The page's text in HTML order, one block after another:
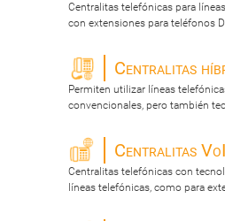
Centralitas telefónicas para
con extensiones para teléfonos
Centralitas
Permiten utilizar líneas
convencionales, pero también
Centralitas
Centralitas telefónicas con
líneas telefónicas, como para